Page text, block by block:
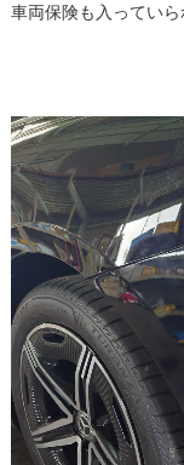
車両保険も入っていら